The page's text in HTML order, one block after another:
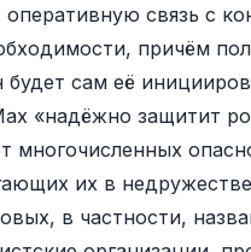
оперативную связь с
причём
будет сам её
«надёжно защитит
многочисленных
их в
в частности,